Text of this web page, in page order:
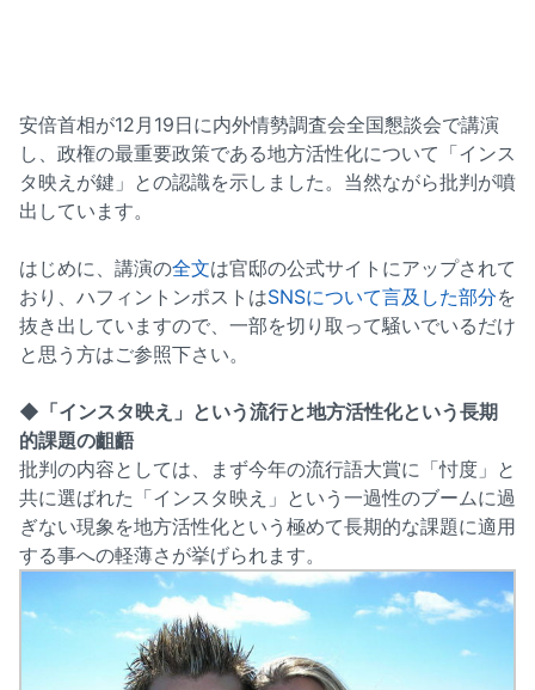
安倍首相が12月19日に内外情勢調査会全国懇談会で講演
し、政権の最重要政策である地方活性化について「インス
タ映えが鍵」との認識を示しました。当然ながら批判が噴
出しています。
はじめに、講演の全文は官邸の公式サイトにアップされて
おり、ハフィントンポストはSNSについて言及した部分を
抜き出していますので、一部を切り取って騒いでいるだけ
と思う方はご参照下さい。
◆「インスタ映え」という流行と地方活性化という長期
的課題の齟齬
批判の内容としては、まず今年の流行語大賞に「忖度」と
共に選ばれた「インスタ映え」という一過性のブームに過
ぎない現象を地方活性化という極めて長期的な課題に適用
する事への軽薄さが挙げられます。